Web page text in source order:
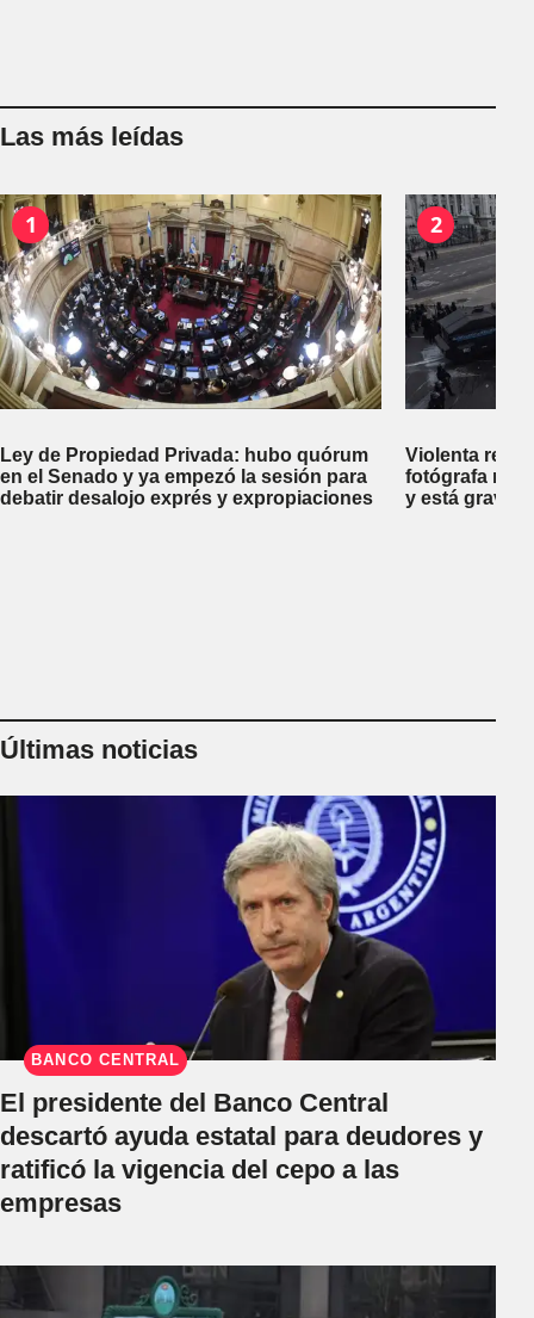
Las más leídas
1
Ley de Propiedad Privada: hubo quórum
en el Senado y ya empezó la sesión para
debatir desalojo exprés y expropiaciones
2
Violenta
fotógrafa
y está
Últimas noticias
BANCO CENTRAL
El presidente del Banco Central
descartó ayuda estatal para deudores y
ratificó la vigencia del cepo a las
empresas